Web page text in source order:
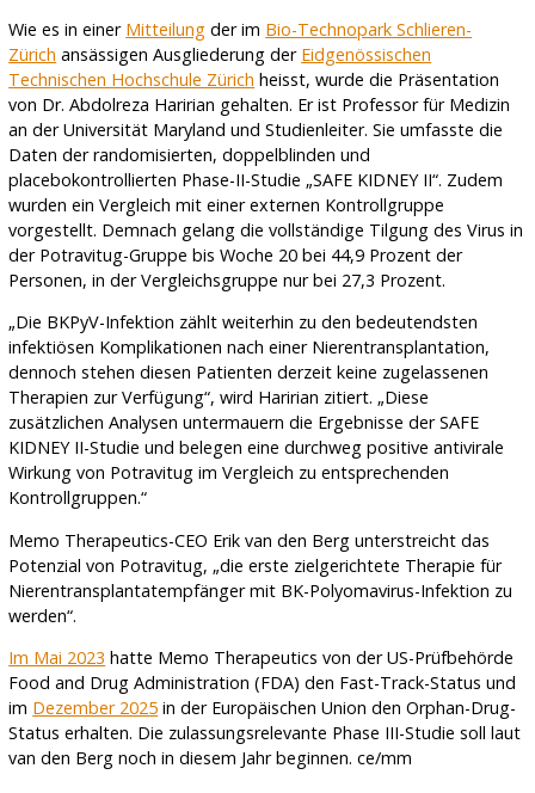
Wie es in einer Mitteilung der im Bio-Technopark Schlieren-
Zürich ansässigen Ausgliederung der Eidgenössischen
Technischen Hochschule Zürich heisst, wurde die Präsentation
von Dr. Abdolreza Haririan gehalten. Er ist Professor für Medizin
an der Universität Maryland und Studienleiter. Sie umfasste die
Daten der randomisierten, doppelblinden und
placebokontrollierten Phase-II-Studie „SAFE KIDNEY II“. Zudem
wurden ein Vergleich mit einer externen Kontrollgruppe
vorgestellt. Demnach gelang die vollständige Tilgung des Virus in
der Potravitug-Gruppe bis Woche 20 bei 44,9 Prozent der
Personen, in der Vergleichsgruppe nur bei 27,3 Prozent.
„Die BKPyV-Infektion zählt weiterhin zu den bedeutendsten
infektiösen Komplikationen nach einer Nierentransplantation,
dennoch stehen diesen Patienten derzeit keine zugelassenen
Therapien zur Verfügung“, wird Haririan zitiert. „Diese
zusätzlichen Analysen untermauern die Ergebnisse der SAFE
KIDNEY II-Studie und belegen eine durchweg positive antivirale
Wirkung von Potravitug im Vergleich zu entsprechenden
Kontrollgruppen.“
Memo Therapeutics-CEO Erik van den Berg unterstreicht das
Potenzial von Potravitug, „die erste zielgerichtete Therapie für
Nierentransplantatempfänger mit BK-Polyomavirus-Infektion zu
werden“.
Im Mai 2023 hatte Memo Therapeutics von der US-Prüfbehörde
Food and Drug Administration (FDA) den Fast-Track-Status und
im Dezember 2025 in der Europäischen Union den Orphan-Drug-
Status erhalten. Die zulassungsrelevante Phase III-Studie soll laut
van den Berg noch in diesem Jahr beginnen. ce/mm